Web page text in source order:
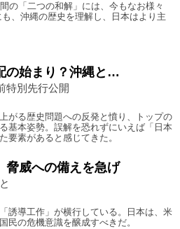
の「二つの和解」には、今もなお様々
、沖縄の歴史を理解し、日本はより主
の始まり？沖縄と…
特別先行公開
がる歴史問題への反発と憤り、トップの
基本姿勢。誤解を恐れずにいえば「日本
要素があると感じてきた。
脅威への備えを急げ
誘導工作」が横行している。日本は、米
民の危機意識を醸成すべきだ。